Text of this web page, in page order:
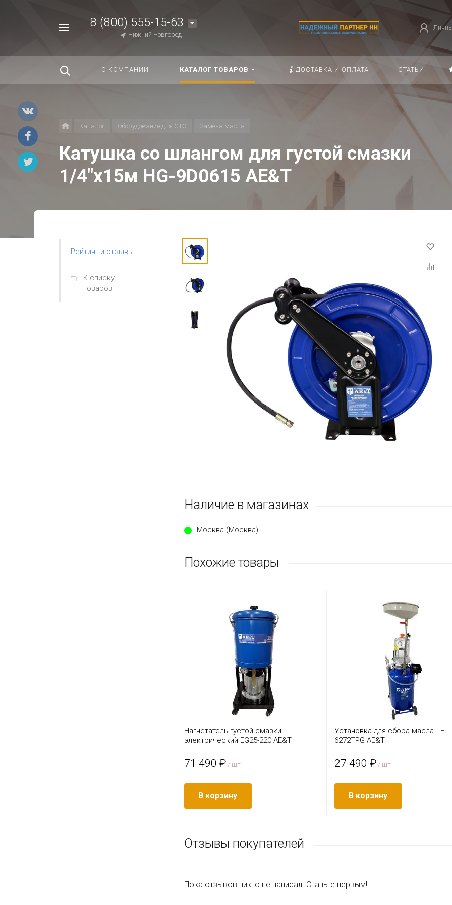
8 (800) 555-15-63
Нижний Новгород
О КОМПАНИИ КАТАЛОГ ТОВАРОВ ДОСТАВКА И ОПЛАТА СТАТЬИ
Каталог Оборудование для СТО Замена масла
Катушка со шлангом для густой смазки
1/4"х15м HG-9D0615 AE&T
Рейтинг и отзывы
К списку
товаров
Наличие в магазинах
Москва (Москва)
Похожие товары
Нагнетатель густой смазки
электрический EG25-220 AE&T
71 490 ₽ / шт
В корзину
Установка для сбора масла TF-
6272TPG AE&T
27 490 ₽ / шт
В корзину
Отзывы покупателей
Пока отзывов никто не написал. Станьте первым!